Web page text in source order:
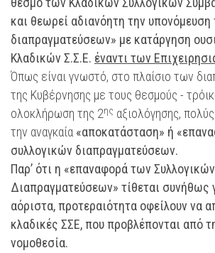
και θεωρεί αδιανόητη την
διαπραγματεύσεων» με κατάργηση
Κλαδικών Σ.Σ.Ε. έναντι των
Όπως είναι γνωστό, στο πλαίσιο των
της Κυβέρνησης με τους θεσμούς -
ολοκλήρωση της 2ης αξιολόγησης,
την αναγκαία «αποκατάσταση» ή
συλλογικών διαπραγματεύσεων.
Παρ’ ότι η «επαναφορά των Συλλογικών
Διαπραγματεύσεων» τίθεται συνήθως
αόριστα, προτεραιότητα οφείλουν να
κλαδικές ΣΣΕ, που προβλέπονται από
νομοθεσία.